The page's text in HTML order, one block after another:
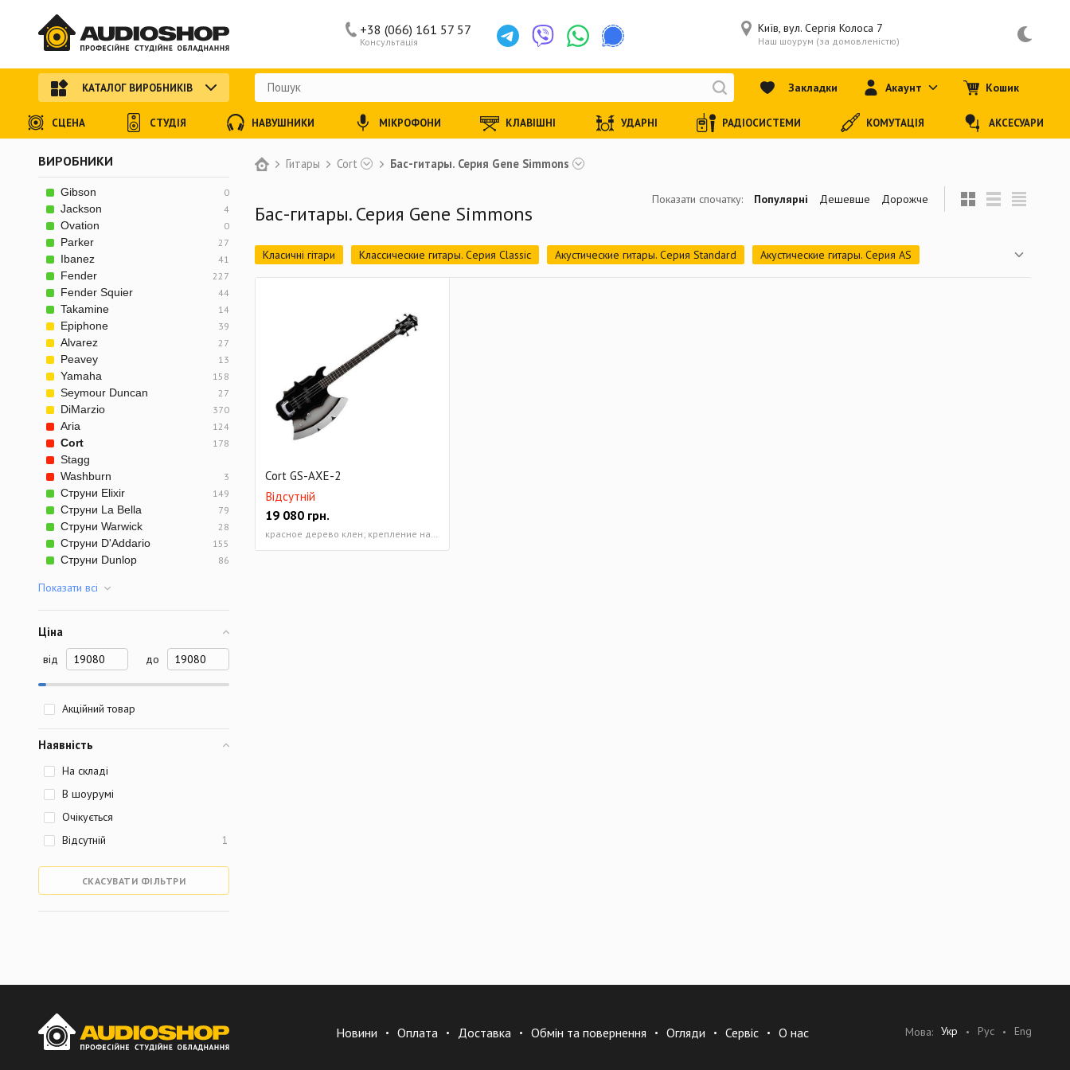
Гитары Cort Бас-гитары. Серия Gene Simmons
Бас-гитары. Серия Gene Simmons
Класичні гітари Классические гитары. Серия Classic Акустические гитары. Серия Standard
Акустические гитары. Серия AS
Акустические гитары. Серия Earth
Электроакустические гитары. Серия SFX
Электрогитары. Серия EVL
Электрогитары. Серия КХ
Электрогитары. Серия X
Бас-гитары. Серия Curbow
Cort GS-AXE-2
Відсутній
19 080 грн.
Показати спочатку: Популярні Дешевше Дорожче
ВИРОБНИКИ
Gibson 0
Jackson 4
Ovation 0
Parker 27
Ibanez 41
Fender 227
Fender Squier 44
Takamine 14
Epiphone 39
Alvarez 27
Peavey 13
Yamaha 158
Seymour Duncan 27
DiMarzio 370
Aria 124
Cort 178
Stagg
Washburn
3
Струни Elixir 149
Струни La Bella 79
Струни Warwick 28
Струни D'Addario 155
Струни Dunlop 86
Показати всi
Ціна
від до
Акційний товар
Наявність
На складі
В шоурумі
Очікується
Відсутній
1
СКАСУВАТИ ФІЛЬТРИ
Консультація
+38 (066) 161 57 57 Київ, вул. Сергія Колоса 7
Наш шоурум (за домовленістю)
КАТАЛОГ ВИРОБНИКІВ Закладки Акаунт Кошик
СЦЕНА СТУДІЯ НАВУШНИКИ МІКРОФОНИ КЛАВІШНІ УДАРНІ РАДІОСИСТЕМИ КОМУТАЦІЯ АКСЕСУАРИ
Новини Оплата Доставка Обмін та повернення Огляди Сервіс О нас Мова: Укр Рус Eng